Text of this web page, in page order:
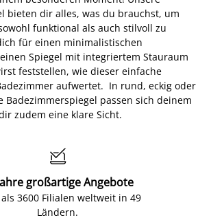
bieten dir alles, was du brauchst, um
funktional als auch stilvoll zu
für einen minimalistischen
Spiegel mit integriertem Stauraum
feststellen, wie dieser einfache
aufwertet. In rund, eckig oder
Badezimmerspiegel passen sich deinem
zudem eine klare Sicht.

großartige Angebote
3600 Filialen weltweit in 49
Ländern.